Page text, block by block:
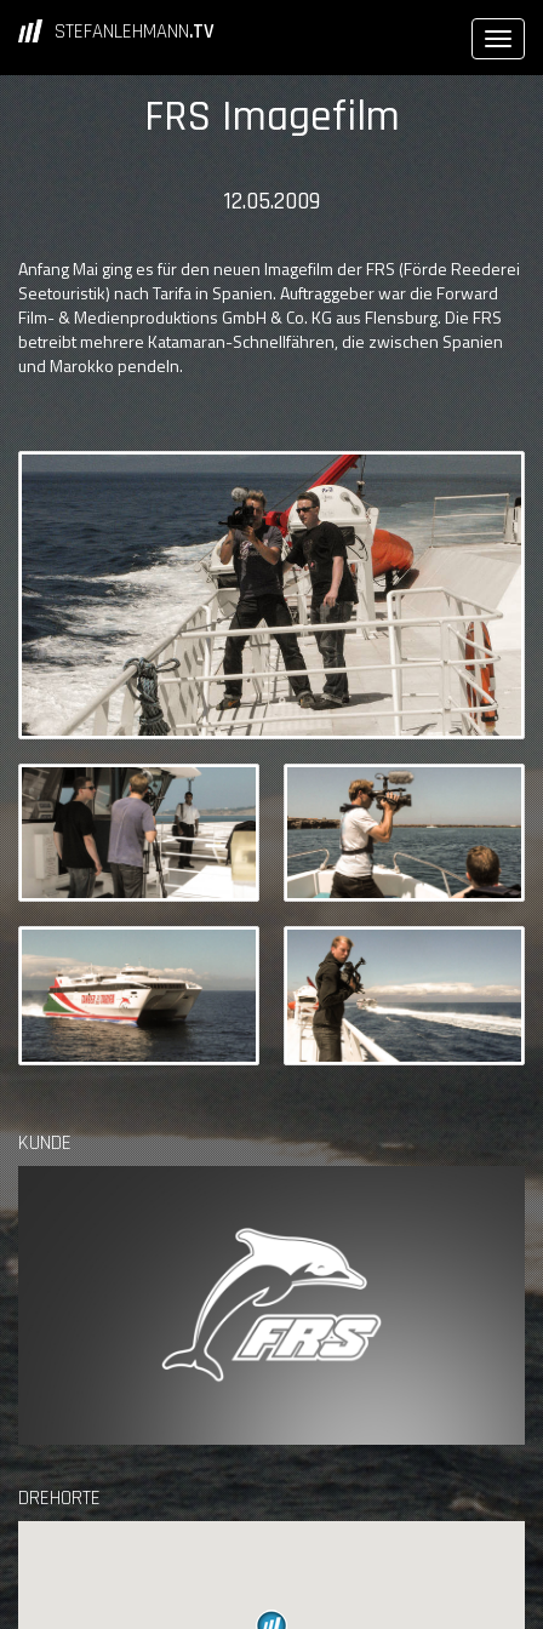
STEFANLEHMANN.TV
FRS Imagefilm
12.05.2009
Anfang Mai ging es für den neuen Imagefilm der FRS (Förde Reederei
Seetouristik) nach Tarifa in Spanien. Auftraggeber war die Forward
Film- & Medienproduktions GmbH & Co. KG aus Flensburg. Die FRS
betreibt mehrere Katamaran-Schnellfähren, die zwischen Spanien
und Marokko pendeln.
KUNDE
DREHORTE